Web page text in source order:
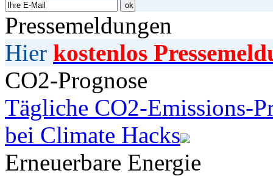
Pressemeldungen
Hier kostenlos
CO2-Prognose
Tägliche CO2-Emissions-
bei Climate Hacks
Erneuerbare Energie